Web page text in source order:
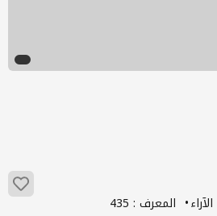
المعرف : 435